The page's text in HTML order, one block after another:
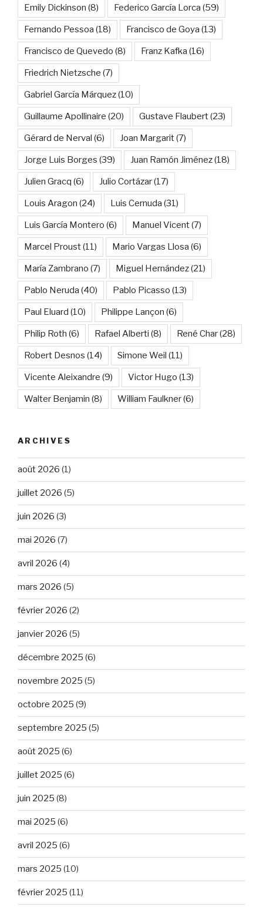
Emily Dickinson (8) Federico García Lorca (59)
Fernando Pessoa (18) Francisco de Goya (13)
Francisco de Quevedo (8) Franz Kafka (16)
Friedrich Nietzsche (7)
Gabriel García Márquez(10)
Guillaume Apollinaire (20) Gustave Flaubert(23)
Gérard de Nerval (6) Joan Margarit(7)
Jorge Luis Borges (39) Juan Ramón Jiménez(18)
Julien Gracq (6) Julio Cortázar(17)
Louis Aragon (24) Luis Cernuda (31)
Luis García Montero (6) Manuel Vicent(7)
Marcel Proust(11) Mario Vargas Llosa (6)
María Zambrano (7) Miguel Hernández(21)
Pablo Neruda (40) Pablo Picasso (13)
Paul Eluard (10) Philippe Lançon (6)
Philip Roth (6) Rafael Alberti (8) René Char(28)
Robert Desnos (14) Simone Weil (11)
Vicente Aleixandre (9) Victor Hugo (13)
Walter Benjamin (8) William Faulkner(6)
ARCHIVES
août 2026 (1)
juillet 2026 (5)
juin 2026 (3)
mai 2026 (7)
avril 2026 (4)
mars 2026 (5)
février 2026 (2)
janvier 2026 (5)
décembre 2025 (6)
novembre 2025 (5)
octobre 2025 (9)
septembre 2025 (5)
août 2025 (6)
juillet 2025 (6)
juin 2025 (8)
mai 2025 (6)
avril 2025 (6)
mars 2025 (10)
février 2025 (11)